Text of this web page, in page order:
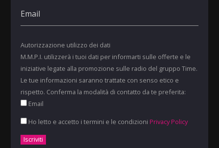
Autorizzazione utilizzo dei dati
M.M.P.I. utilizzerà i tuoi dati per informarti sulle offerte e le
iniziative legate alla promozione sulle radio del gruppo Time.
Le tue informazioni saranno trattate con senso etico e
rispetto. Conferma la modalità di contatto da te preferita:
Email
Ho letto e accetto i termini e le condizioni Privacy Policy